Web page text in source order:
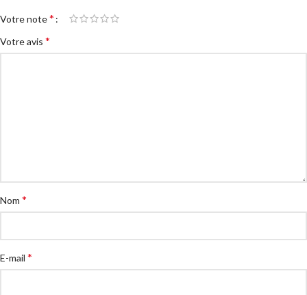
Votre note*
Votre avis *
Nom *
E-mail *